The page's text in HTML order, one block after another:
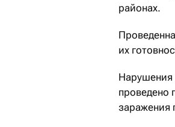
районах.
их
Нарушения
проведено
заражения